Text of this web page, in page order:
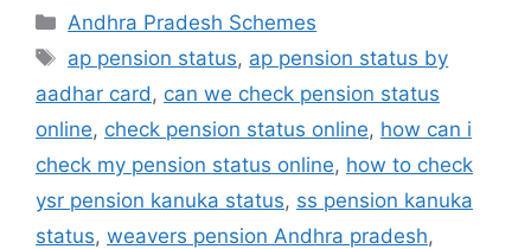
Categories
Andhra Pradesh Schemes
Tags
ap pension status, ap pension status by
aadhar card , can we check pension status
online, check pension status online, how can i
check my pension status online, how to check
ysr pension kanuka status, ss pension kanuka
status, weavers pension Andhra pradesh,